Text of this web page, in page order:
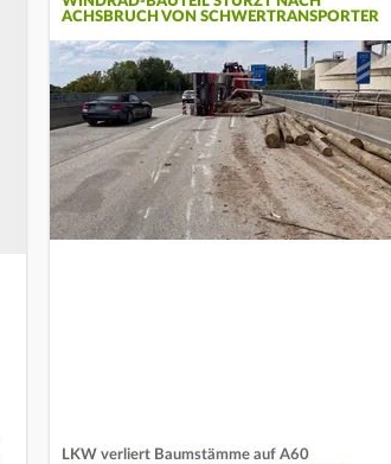
ACHSBRUCH VON SCHWERTRANSPORTER
LKW verliert Baumstämme auf A60